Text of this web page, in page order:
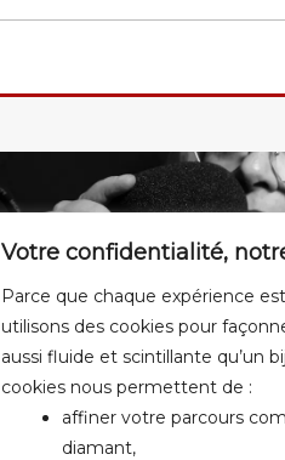
Votre confidentialité,
Parce que chaque expérience
utilisons des cookies pour
aussi fluide et scintillante qu’un
cookies nous permettent de :
affiner votre parcours
diamant,